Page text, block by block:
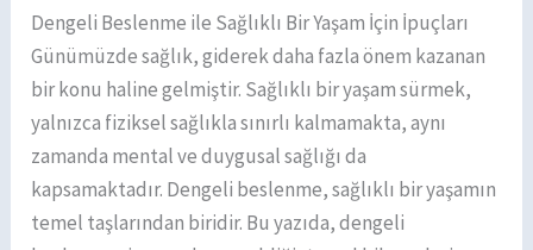
Dengeli Beslenme ile Sağlıklı Bir Yaşam İçin İpuçları
Günümüzde sağlık, giderek daha fazla önem kazanan
bir konu haline gelmiştir. Sağlıklı bir yaşam sürmek,
yalnızca fiziksel sağlıkla sınırlı kalmamakta, aynı
zamanda mental ve duygusal sağlığı da
kapsamaktadır. Dengeli beslenme, sağlıklı bir yaşamın
temel taşlarından biridir. Bu yazıda, dengeli